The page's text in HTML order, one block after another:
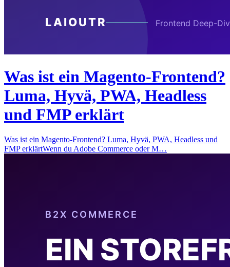
Was ist ein Magento-Frontend?
Luma, Hyvä, PWA, Headless
und FMP erklärt
Was ist ein Magento-Frontend? Luma, Hyvä, PWA, Headless und
FMP erklärtWenn du Adobe Commerce oder M…